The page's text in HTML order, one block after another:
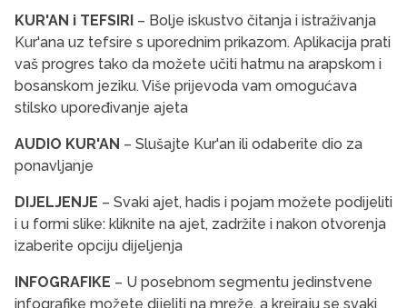
KUR'AN i TEFSIRI – Bolje iskustvo čitanja i istraživanja
Kur'ana uz tefsire s uporednim prikazom. Aplikacija prati
vaš progres tako da možete učiti hatmu na arapskom i
bosanskom jeziku. Više prijevoda vam omogućava
stilsko upoređivanje ajeta
AUDIO KUR'AN – Slušajte Kur'an ili odaberite dio za
ponavljanje
DIJELJENJE – Svaki ajet, hadis i pojam možete podijeliti
i u formi slike: kliknite na ajet, zadržite i nakon otvorenja
izaberite opciju dijeljenja
INFOGRAFIKE – U posebnom segmentu jedinstvene
infografike možete dijeliti na mreže, a kreiraju se svaki